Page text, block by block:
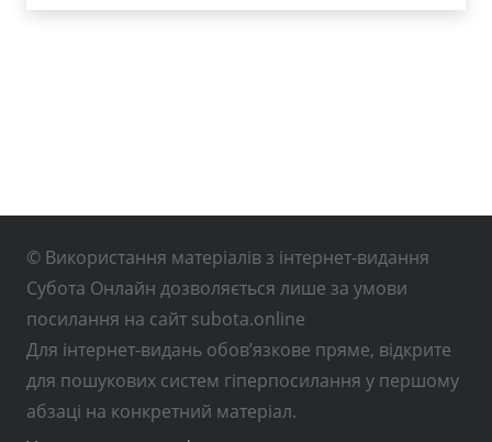
© Використання матеріалів з інтернет-видання
Субота Онлайн дозволяється лише за умови
посилання на сайт subota.online
Для інтернет-видань обов’язкове пряме, відкрите
для пошукових систем гіперпосилання у першому
абзаці на конкретний матеріал.